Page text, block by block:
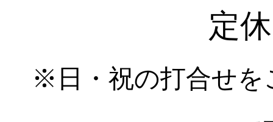
定
※日・祝の打合せを